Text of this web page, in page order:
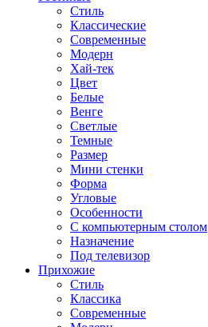
Стиль
Классические
Современные
Модерн
Хай-тек
Цвет
Белые
Венге
Светлые
Темные
Размер
Мини стенки
Форма
Угловые
Особенности
С компьютерным столом
Назначение
Под телевизор
Прихожие
Стиль
Классика
Современные